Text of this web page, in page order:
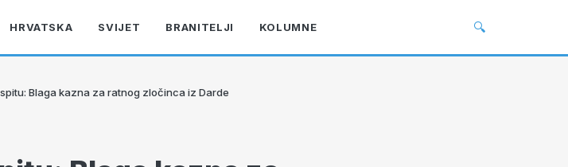
HRVATSKA SVIJET BRANITELJI KOLUMNE 🔍
Blaga kazna za ratnog zločinca iz Darde